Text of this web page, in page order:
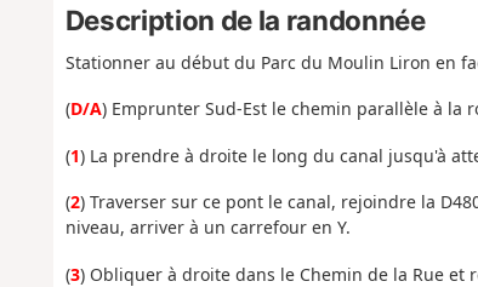
Description de la randonnée
Stationner au début du Parc du Moulin Liron en
(D/A) Emprunter Sud-Est le chemin parallèle à la
(1) La prendre à droite le long du canal jusqu'à
(2) Traverser sur ce pont le canal, rejoindre la
niveau, arriver à un carrefour en Y.
(3) Obliquer à droite dans le Chemin de la Rue et